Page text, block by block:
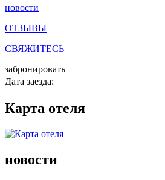
новости
ОТЗЫВЫ
СВЯЖИТЕСЬ
забронировать
Дата заезда:
Карта отеля
новости